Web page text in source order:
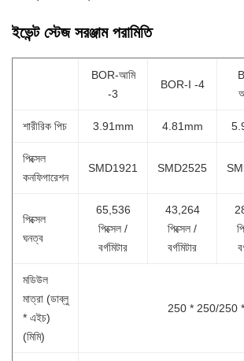
ইভেন্ট স্টেজ সরঞ্জাম পরামিতি
BOR-আমি
-3
BOR-I -4
শারীরিক পিচ 3.91mm 4.81mm
পিক্সেল
কনফিগারেশন
SMD1921 SMD2525
পিক্সেল
ঘনত্ব
65,536
পিক্সেল /
বর্গমিটার
43,264
পিক্সেল /
বর্গমিটার
মডিউল
মাত্রা (ডাব্লু
* এইচ)
(মিমি)
250 * 250/250